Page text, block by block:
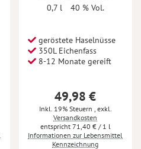
0,7 l
40 % Vol.
geröstete Haselnüsse
350L Eichenfass
8-12 Monate gereift
49,98 €
Inkl. 19% Steuern exkl.
Versandkosten
71,40 € / 1 l
Informationen zur Lebensmittel
Kennzeichnung